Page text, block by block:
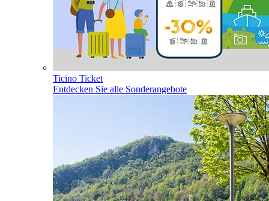
Ticino Ticket
Entdecken Sie alle Sonderangebote